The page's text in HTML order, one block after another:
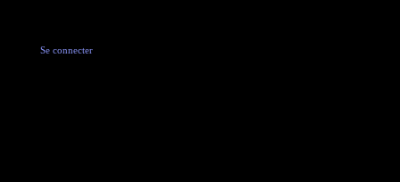
Se connecter